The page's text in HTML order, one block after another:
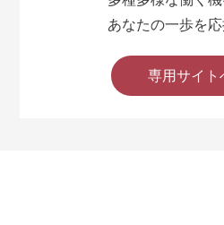
あなたの一歩を応
専用サイト